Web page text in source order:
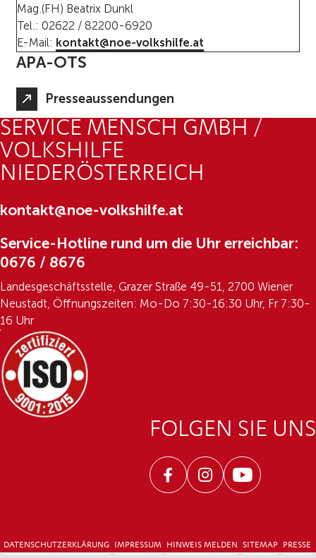
Mag.(FH) Beatrix Dunkl
Tel.: 02622 / 82200-6920
E-Mail: kontakt@noe-volkshilfe.at
APA-OTS
Presseaussendungen
SERVICE MENSCH GMBH /
VOLKSHILFE
NIEDERÖSTERREICH
kontakt@noe-volkshilfe.at
Service-Hotline rund um die Uhr erreichbar:
0676 / 8676
Landesgeschäftsstelle, Grazer Straße 49-51, 2700 Wiener
Neustadt, Öffnungszeiten: Mo-Do 7:30-16:30 Uhr, Fr 7:30-
16 Uhr
FOLGEN SIE UNS
FacebookInstagramYoutube
DATENSCHUTZERKLÄRUNG IMPRESSUM HINWEIS MELDEN SITEMAP PRESSE